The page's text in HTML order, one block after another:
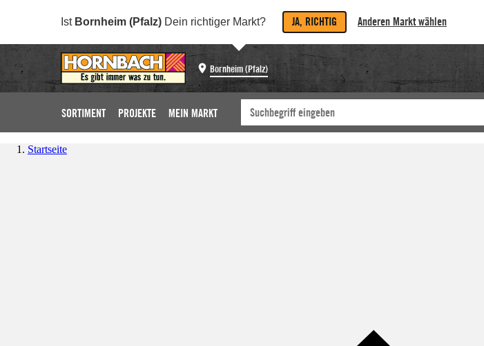
Ist Bornheim (Pfalz) Dein richtiger Markt? JA, RICHTIG Anderen Markt wählen
Bornheim (Pfalz)
SORTIMENT PROJEKTE MEIN MARKT
Startseite